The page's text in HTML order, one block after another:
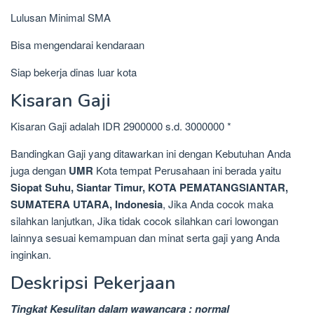
Lulusan Minimal SMA
Bisa mengendarai kendaraan
Siap bekerja dinas luar kota
Kisaran Gaji
Kisaran Gaji adalah IDR 2900000 s.d. 3000000 *
Bandingkan Gaji yang ditawarkan ini dengan Kebutuhan Anda
juga dengan UMR Kota tempat Perusahaan ini berada yaitu
Siopat Suhu, Siantar Timur, KOTA PEMATANGSIANTAR,
SUMATERA UTARA, Indonesia, Jika Anda cocok maka
silahkan lanjutkan, Jika tidak cocok silahkan cari lowongan
lainnya sesuai kemampuan dan minat serta gaji yang Anda
inginkan.
Deskripsi Pekerjaan
Tingkat Kesulitan dalam wawancara : normal